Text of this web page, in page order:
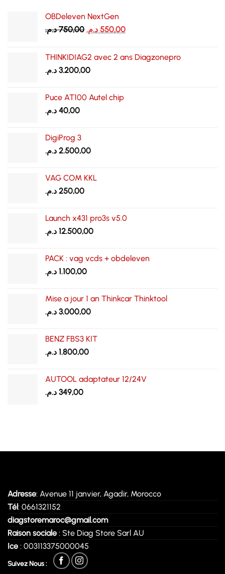
OBDeleven NextGen
750,00 د.م.
Le
était :
550,00 د.م.
Le
est :
THINKIDIAG2 avec 2 ans Diagzonepro
3.200,00 د.م.
Puce AT100 Autel chip
40,00 د.م.
DigiProg 3
2.500,00 د.م.
VAG COM KKL
250,00 د.م.
Launch x431 pro3s v5.0
12.500,00 د.م.
PACK : vag vcds + obdeleven
1.100,00 د.م.
Mise a jour 1 an Thinkcar Thinktool
3.000,00 د.م.
BENZ FBS3 KIT
1.800,00 د.م.
AUTOOL adaptateur 12/24V
349,00 د.م.
Adresse: Avenue 11 janvier, Agadir, Morocco
Tél: 0661321152
diagstoremaroc@gmail.com
Raison sociale : Ste Diag Store Sarl AU
Ice : 003113375000045
Suivez Nous :